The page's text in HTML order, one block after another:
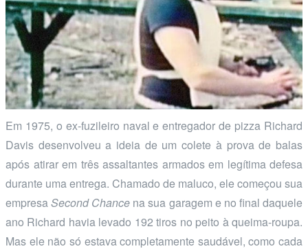
Em 1975, o ex-fuzileiro naval e entregador de pizza Richard
Davis desenvolveu a ideia de um colete à prova de balas
após atirar em três assaltantes armados em legítima defesa
durante uma entrega. Chamado de maluco, ele começou sua
empresaSecond Chance na sua garagem e no final daquele
ano Richard havia levado 192 tiros no peito à queima-roupa.
Mas ele não só estava completamente saudável, como cada